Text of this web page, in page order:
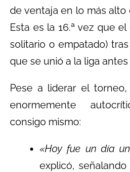
de ventaja en lo más alto
Esta es la 16.ª vez que
solitario o empatado)
que se unió a la liga antes
Pese a liderar el
enormemente
consigo mismo:
«Hoy fue un día
explicó,